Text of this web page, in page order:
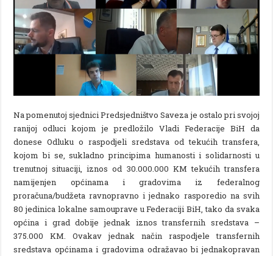
Na pomenutoj sjednici Predsjedništvo Saveza je ostalo pri svojoj
ranijoj odluci kojom je predložilo Vladi Federacije BiH da
donese Odluku o raspodjeli sredstava od tekućih transfera,
kojom bi se, sukladno principima humanosti i solidarnosti u
trenutnoj situaciji, iznos od 30.000.000 KM tekućih transfera
namijenjen općinama i gradovima iz federalnog
proračuna/budžeta ravnopravno i jednako rasporedio na svih
80 jedinica lokalne samouprave u Federaciji BiH, tako da svaka
općina i grad dobije jednak iznos transfernih sredstava –
375.000 KM. Ovakav jednak način raspodjele transfernih
sredstava općinama i gradovima odražavao bi jednakopravan